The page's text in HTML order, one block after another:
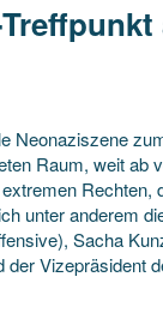
Neonaziszene
Raum, weit ab
Rechten,
unter anderem
Sacha
Vizepräsident